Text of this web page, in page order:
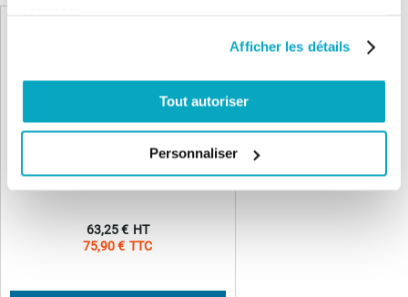
Afficher les détails
Tout autoriser
Personnaliser
SN6021
75,90 €
63,25 €